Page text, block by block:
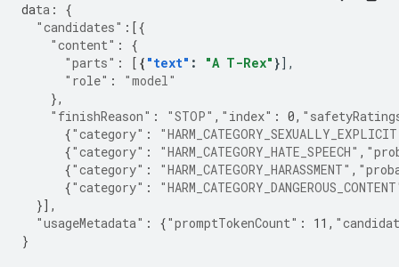
data :
{
"candidates" :[{
"content" :
{
"parts" : [ { "text" : "A T-Rex" }
"role" :
"model"
},
"finishReason" : "STOP" , "index" : 0,
{"category" :
{"category" : "HARM_CATEGORY_HATE_SPEECH" ,
{"category" : "HARM_CATEGORY_HARASSMENT" ,
{"category" :
}],
"usageMetadata" : {"promptTokenCount" : 11 ,
}